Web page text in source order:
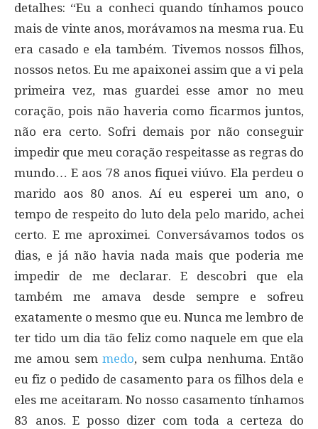
detalhes: “Eu a conheci quando tínhamos pouco
mais de vinte anos, morávamos na mesma rua. Eu
era casado e ela também. Tivemos nossos filhos,
nossos netos. Eu me apaixonei assim que a vi pela
primeira vez, mas guardei esse amor no meu
coração, pois não haveria como ficarmos juntos,
não era certo. Sofri demais por não conseguir
impedir que meu coração respeitasse as regras do
mundo… E aos 78 anos fiquei viúvo. Ela perdeu o
marido aos 80 anos. Aí eu esperei um ano, o
tempo de respeito do luto dela pelo marido, achei
certo. E me aproximei. Conversávamos todos os
dias, e já não havia nada mais que poderia me
impedir de me declarar. E descobri que ela
também me amava desde sempre e sofreu
exatamente o mesmo que eu. Nunca me lembro de
ter tido um dia tão feliz como naquele em que ela
me amou semmedo, sem culpa nenhuma. Então
eu fiz o pedido de casamento para os filhos dela e
eles me aceitaram. No nosso casamento tínhamos
83 anos. E posso dizer com toda a certeza do